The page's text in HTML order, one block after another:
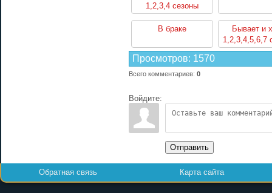
1,2,3,4 сезоны
В браке
Бывает и
1,2,3,4,5,6,7
Просмотров: 1570
Всего комментариев: 0
Войдите:
Отправить
Обратная связь Карта сайта